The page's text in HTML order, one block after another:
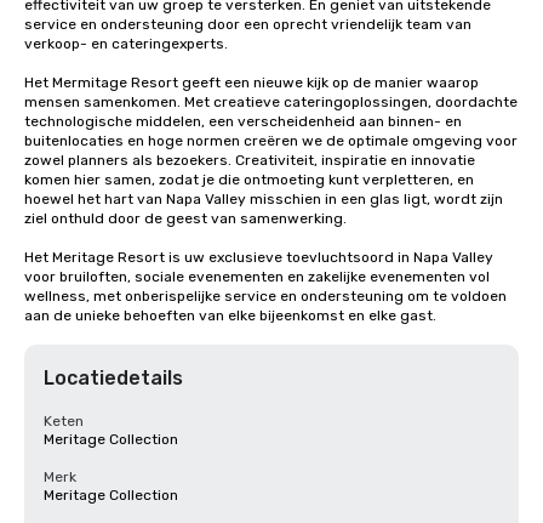
effectiviteit van uw groep te versterken. En geniet van uitstekende
service en ondersteuning door een oprecht vriendelijk team van
verkoop- en cateringexperts.
Het Mermitage Resort geeft een nieuwe kijk op de manier waarop
mensen samenkomen. Met creatieve cateringoplossingen, doordachte
technologische middelen, een verscheidenheid aan binnen- en
buitenlocaties en hoge normen creëren we de optimale omgeving voor
zowel planners als bezoekers. Creativiteit, inspiratie en innovatie
komen hier samen, zodat je die ontmoeting kunt verpletteren, en
hoewel het hart van Napa Valley misschien in een glas ligt, wordt zijn
ziel onthuld door de geest van samenwerking.
Het Meritage Resort is uw exclusieve toevluchtsoord in Napa Valley
voor bruiloften, sociale evenementen en zakelijke evenementen vol
wellness, met onberispelijke service en ondersteuning om te voldoen
aan de unieke behoeften van elke bijeenkomst en elke gast.
Locatiedetails
Keten
Meritage Collection
Merk
Meritage Collection